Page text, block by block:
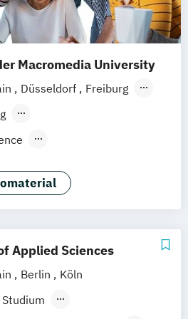
Voice Acting
Macromedia University
Düsseldorf
Freiburg
Präsenzstudium
Applied Sciences
Berlin
Köln